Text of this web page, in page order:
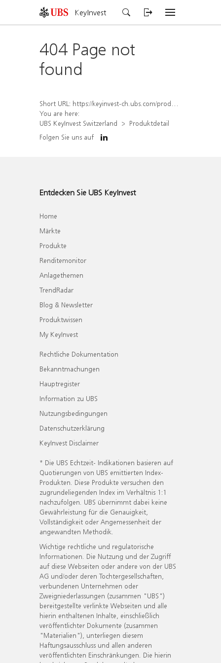
KeyInvest
404 Page not
found
Short URL: https://keyinvest-ch.ubs.com/produkt/detail/index/isin/CH1579755500
You are here:
UBS KeyInvest Switzerland
Produktdetail
Folgen Sie uns auf
Entdecken Sie UBS KeyInvest
Home
Märkte
Produkte
Renditemonitor
Anlagethemen
TrendRadar
Blog & Newsletter
Produktwissen
My KeyInvest
Rechtliche Dokumentation
Bekanntmachungen
Hauptregister
Information zu UBS
Nutzungsbedingungen
Datenschutzerklärung
KeyInvest Disclaimer
* Die UBS Echtzeit- Indikationen basieren auf
Quotierungen von UBS emittierten Index-
Produkten. Diese Produkte versuchen den
zugrundeliegenden Index im Verhältnis 1:1
nachzufolgen. UBS übernimmt dabei keine
Gewährleistung für die Genauigkeit,
Vollständigkeit oder Angemessenheit der
angewandten Methodik.
Wichtige rechtliche und regulatorische
Informationen. Die Nutzung und der Zugriff
auf diese Webseiten oder andere von der UBS
AG und/oder deren Tochtergesellschaften,
verbundenen Unternehmen oder
Zweigniederlassungen (zusammen "UBS")
bereitgestellte verlinkte Webseiten und alle
hierin enthaltenen Inhalte, einschließlich
veröffentlichter Dokumente (zusammen
"Materialien"), unterliegen diesem
Haftungsausschluss und allen anderen
veröffentlichten Einschränkungen. Die hierin